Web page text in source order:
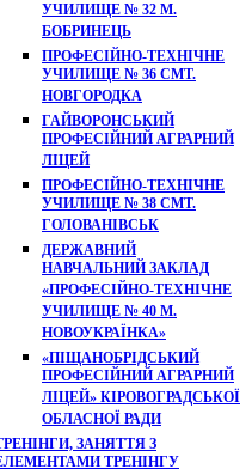
УЧИЛИЩЕ № 32 М.
БОБРИНЕЦЬ
ПРОФЕСІЙНО-ТЕХНІЧНЕ
УЧИЛИЩЕ № 36 СМТ.
НОВГОРОДКА
ГАЙВОРОНСЬКИЙ
ПРОФЕСІЙНИЙ АГРАРНИЙ
ЛІЦЕЙ
ПРОФЕСІЙНО-ТЕХНІЧНЕ
УЧИЛИЩЕ № 38 СМТ.
ГОЛОВАНІВСЬК
ДЕРЖАВНИЙ
НАВЧАЛЬНИЙ ЗАКЛАД
«ПРОФЕСІЙНО-ТЕХНІЧНЕ
УЧИЛИЩЕ № 40 М.
НОВОУКРАЇНКА»
«ПІЩАНОБРІДСЬКИЙ
ПРОФЕСІЙНИЙ АГРАРНИЙ
ЛІЦЕЙ» КІРОВОГРАДСЬКОЇ
ОБЛАСНОЇ РАДИ
ЗАНЯТТЯ З
ТРЕНІНГУ